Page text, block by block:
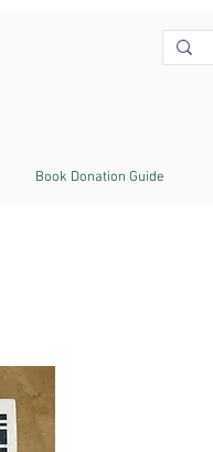
Book Donation Guide